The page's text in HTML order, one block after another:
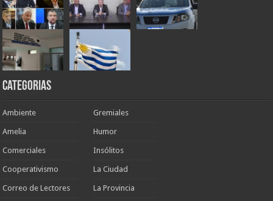
Categorias
Ambiente
Amelia
Comerciales
Cooperativismo
Correo de Lectores
Gremiales
Humor
Insólitos
La Ciudad
La Provincia